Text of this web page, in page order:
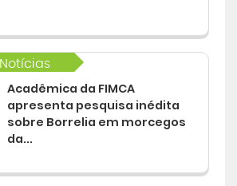
Notícias
Acadêmica da FIMCA
apresenta pesquisa inédita
sobre Borrelia em morcegos
da...